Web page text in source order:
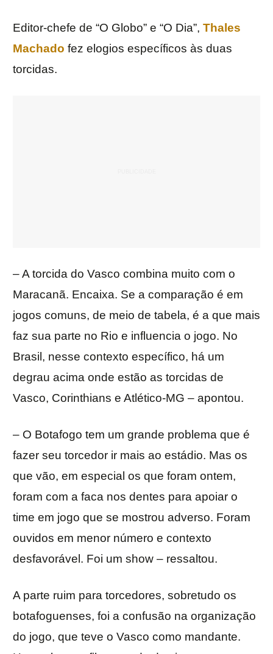
Editor-chefe de “O Globo” e “O Dia”, Thales
Machado fez elogios específicos às duas
torcidas.
– A torcida do Vasco combina muito com o
Maracanã. Encaixa. Se a comparação é em
jogos comuns, de meio de tabela, é a que mais
faz sua parte no Rio e influencia o jogo. No
Brasil, nesse contexto específico, há um
degrau acima onde estão as torcidas de
Vasco, Corinthians e Atlético-MG – apontou.
– O Botafogo tem um grande problema que é
fazer seu torcedor ir mais ao estádio. Mas os
que vão, em especial os que foram ontem,
foram com a faca nos dentes para apoiar o
time em jogo que se mostrou adverso. Foram
ouvidos em menor número e contexto
desfavorável. Foi um show – ressaltou.
A parte ruim para torcedores, sobretudo os
botafoguenses, foi a confusão na organização
do jogo, que teve o Vasco como mandante.